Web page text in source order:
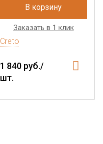
В корзину
Заказать в 1 клик
Creto
1 840 руб./
шт.